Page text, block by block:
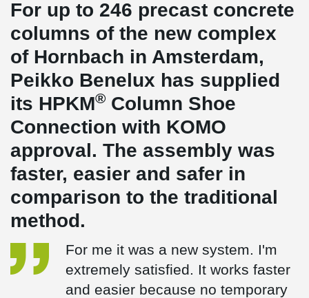
For up to 246 precast concrete
columns of the new complex
of Hornbach in Amsterdam,
Peikko Benelux has supplied
its HPKM® Column Shoe
Connection with KOMO
approval. The assembly was
faster, easier and safer in
comparison to the traditional
method.
For me it was a new system. I'm
extremely satisfied. It works faster
and easier because no temporary